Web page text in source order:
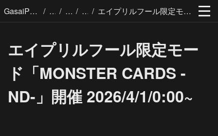
GasaiPages / / / / エイプリルフール限定モード「MONSTER CARDS -ND-」開催 2026/4/1/0:00~
エイプリルフール限定モー
ド「MONSTER CARDS -
ND-」開催 2026/4/1/0:00~